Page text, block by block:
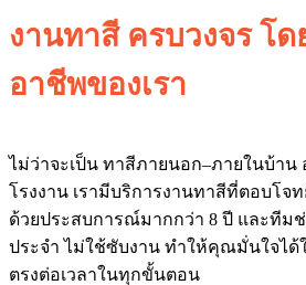
งานทาสี ครบวงจร โ
อาชีพของเรา
ไม่ว่าจะเป็น ทาสีภายนอก–ภายในบ้าน
โรงงาน เรามีบริการงานทาสีที่ตอบโจ
ด้วยประสบการณ์มากกว่า 8 ปี และทีมช่
ประจำ ไม่ใช้ซับงาน ทำให้คุณมั่นใจไ
ตรงต่อเวลาในทุกขั้นตอน